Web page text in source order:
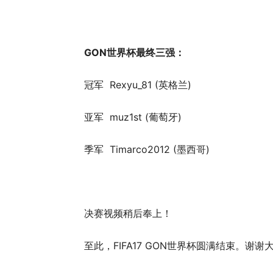
GON世界杯最终三强：
冠军 Rexyu_81 (英格兰)
亚军 muz1st (葡萄牙)
季军 Timarco2012 (墨西哥)
决赛视频稍后奉上！
至此，FIFA17 GON世界杯圆满结束。谢谢